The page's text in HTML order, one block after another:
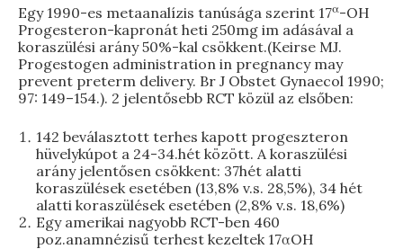
Egy 1990-es metaanalízis tanúsága szerint 17α-OH
Progesteron-kapronát heti 250mg im adásával a
koraszülési arány 50%-kal csökkent.(Keirse MJ.
Progestogen administration in pregnancy may
prevent preterm delivery. Br J Obstet Gynaecol 1990;
97: 149–154.). 2 jelentősebb RCT közül az elsőben:
142 beválasztott terhes kapott progeszteron
hüvelykúpot a 24-34.hét között. A koraszülési
arány jelentősen csökkent: 37hét alatti
koraszülések esetében (13,8% v.s. 28,5%), 34 hét
alatti koraszülések esetében (2,8% v.s. 18,6%)
Egy amerikai nagyobb RCT-ben 460
poz.anamnézisű terhest kezeltek 17αOH